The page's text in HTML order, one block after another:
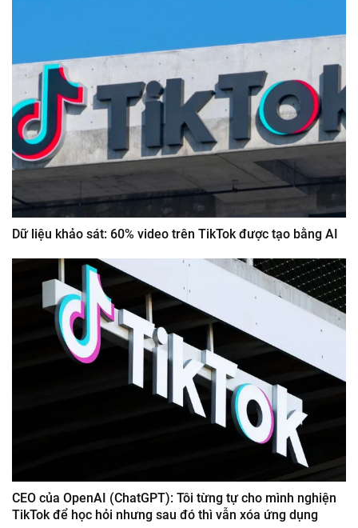
Dữ liệu khảo sát: 60% video trên TikTok được tạo bằng AI
CEO của OpenAI (ChatGPT): Tôi từng tự cho mình nghiện
TikTok để học hỏi nhưng sau đó thì vẫn xóa ứng dụng